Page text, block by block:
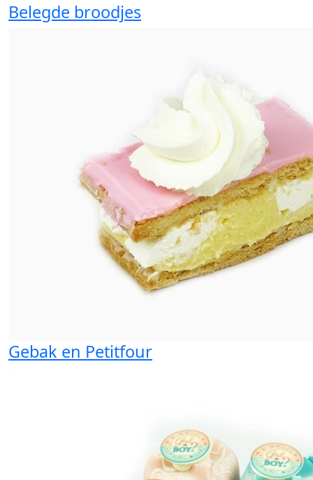
Belegde broodjes
Gebak en Petitfour